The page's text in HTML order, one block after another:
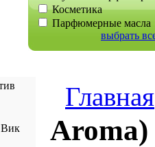
Косметика
Парфюмерные масла
выбрать
Главная
Aroma)